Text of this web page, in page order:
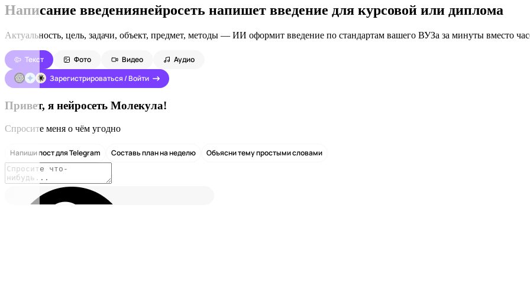
Написание введениянейросеть напишет введение для курсовой или диплома
Актуальность, цель, задачи, объект, предмет, методы — ИИ оформит введение по стандартам вашего ВУЗа за минуты вместо
Текст Фото Видео
Аудио
Зарегистрироваться / Войти
Привет, я нейросеть Молекула!
Спросите меня о чём угодно
Напиши пост для Telegram Составь план на неделю Объясни тему простыми словами